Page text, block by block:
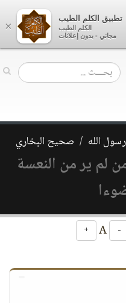
الله صحيح البخاري
لم ير من النعسة
-
+
×
تطبيق الكلم الطيب
الكلم الطيب
مجاني - بدون إعلانات